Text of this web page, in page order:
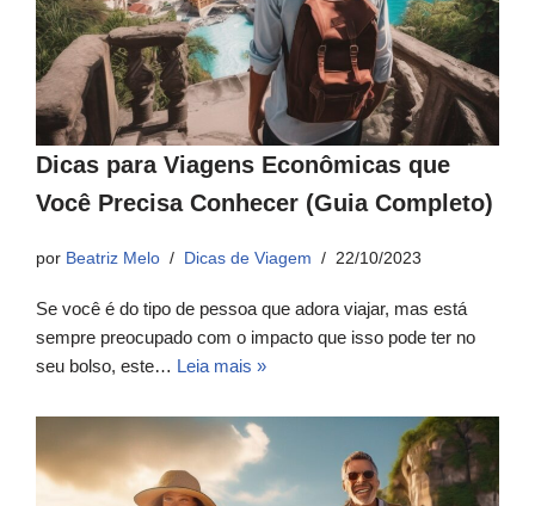
Dicas para Viagens Econômicas que
Você Precisa Conhecer (Guia Completo)
por Beatriz Melo Dicas de Viagem 22/10/2023
Se você é do tipo de pessoa que adora viajar, mas está
sempre preocupado com o impacto que isso pode ter no
seu bolso, este… Leia mais »